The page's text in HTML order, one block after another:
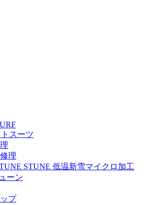
スーツ
理
STUNE 低温新雪マイクロ加工
ーン
プ